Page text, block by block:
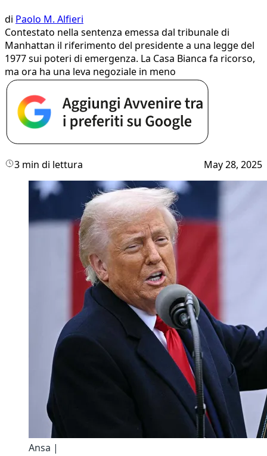
di Paolo M. Alfieri
Contestato nella sentenza emessa dal tribunale di
Manhattan il riferimento del presidente a una legge del
1977 sui poteri di emergenza. La Casa Bianca fa ricorso,
ma ora ha una leva negoziale in meno
3 min di lettura May 28, 2025
Ansa |